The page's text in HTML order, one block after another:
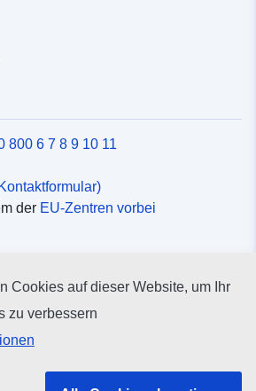
800 6 7 8 9 10 11
der EU-Zentren vorbei
Media-Kanäle
der EU
Cookies auf dieser Website, um Ihr
zu verbessern